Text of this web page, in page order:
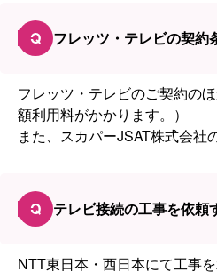
Q フレッツ・テレビの契約
フレッツ・テレビのご契約の
額利用料がかかります。）
また、スカパーJSAT株式会社
Q テレビ接続の工事を依頼
NTT東日本・西日本にて工事